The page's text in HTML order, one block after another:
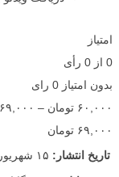
امتیاز
0 از 0 رأی
بدون امتیاز 0 رای
۶۰,۰۰۰ تومان – ۶۹,۰۰۰
۶۹,۰۰۰ تومان
تاریخ انتشار: ۱۵ شهریور ۱۴۰۴